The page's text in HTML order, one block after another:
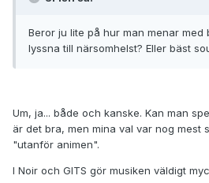
Beror ju lite på hur man menar med
lyssna till närsomhelst? Eller bäst
Um, ja... både och kanske. Kan man
är det bra, men mina val var nog mest
"utanför animen".
I Noir och GITS gör musiken väldigt